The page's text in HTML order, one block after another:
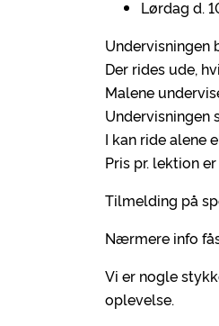
Lørdag d.
Undervisningen
Der rides ude,
Malene
Undervisningen
I kan ride alene
Pris pr. lektion
Tilmelding på
Nærmere info
Vi er nogle
oplevelse.